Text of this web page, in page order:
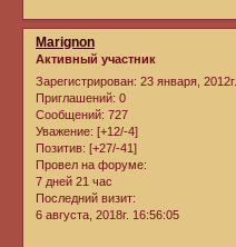
Marignon
Активный участник
Зарегистрирован: 23 января, 2012г.
Приглашений: 0
Сообщений: 727
Уважение: [+12/-4]
Позитив: [+27/-41]
Провел на форуме:
7 дней 21 час
Последний визит:
6 августа, 2018г. 16:56:05